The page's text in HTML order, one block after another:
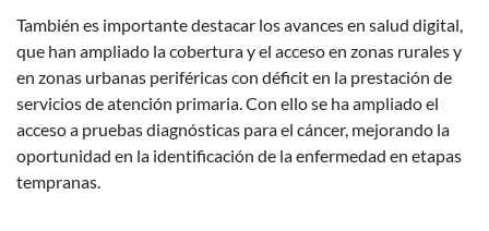
También es importante destacar los avances en salud digital,
que han ampliado la cobertura y el acceso en zonas rurales y
en zonas urbanas periféricas con déficit en la prestación de
servicios de atención primaria. Con ello se ha ampliado el
acceso a pruebas diagnósticas para el cáncer, mejorando la
oportunidad en la identificación de la enfermedad en etapas
tempranas.